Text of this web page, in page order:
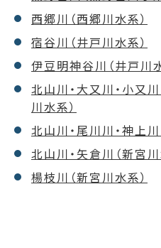
西郷川（西郷川水系）
宿谷川（井戸川水系）
伊豆明神谷川（井戸川
北山川・大又川・小又
川水系）
北山川・尾川川・神上川
北山川・矢倉川（新宮川
楊枝川（新宮川水系）